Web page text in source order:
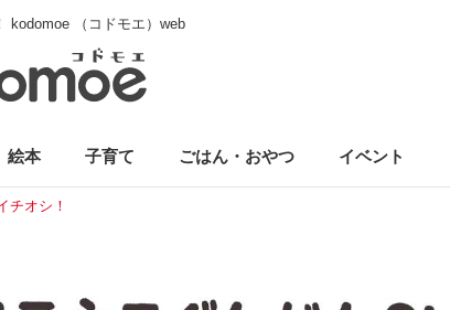
kodomoe （コドモエ）web
絵本 子育て ごはん・おやつ イベント
チオシ！